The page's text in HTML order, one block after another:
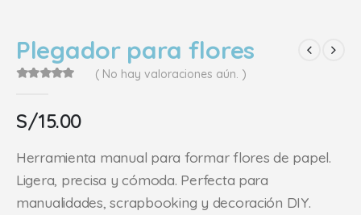
Plegador para flores
( No hay valoraciones aún. )
S/15.00
Herramienta manual para formar flores de papel.
Ligera, precisa y cómoda. Perfecta para
manualidades, scrapbooking y decoración DIY.